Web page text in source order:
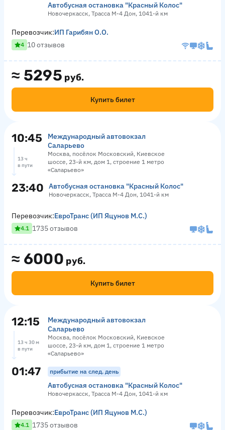
Автобусная остановка "Красный Колос"
Новочеркасск, Трасса М-4 Дон, 1041-й км
≈ 5295 руб.
Купить билет
Перевозчик:ИП Гарибян О.О.
4 10 отзывов
10:45
Международный автовокзал
Саларьево
Москва, посёлок Московский, Киевское
шоссе, 23-й км, дом 1, строение 1 метро
«Саларьево»
13 ч
в пути
23:40 Автобусная остановка "Красный Колос"
Новочеркасск, Трасса М-4 Дон, 1041-й км
≈ 6000 руб.
Купить билет
Перевозчик:ЕвроТранс (ИП Яцунов М.С.)
4.1 1735 отзывов
12:15
Международный автовокзал
Саларьево
Москва, посёлок Московский, Киевское
шоссе, 23-й км, дом 1, строение 1 метро
«Саларьево»
13 ч 30 м
в пути
01:47 прибытие на след. день
Автобусная остановка "Красный Колос"
Новочеркасск, Трасса М-4 Дон, 1041-й км
Перевозчик:ЕвроТранс (ИП Яцунов М.С.)
4.1 1735 отзывов